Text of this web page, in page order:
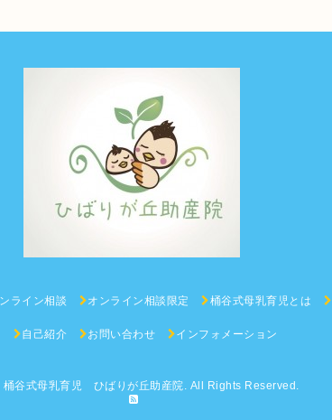
ライン相談 オンライン相談限定 桶谷式母乳育児とは
自己紹介 お問い合わせ インフォメーション
桶谷式母乳育児 ひばりが丘助産院. All Rights Reserved.